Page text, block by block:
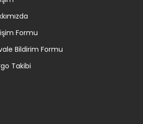
Formu
Bildirim Formu
Takibi